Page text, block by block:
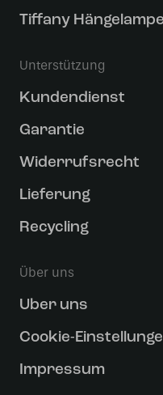
Tiffany Hängelampe
Unterstützung
Kundendienst
Garantie
Widerrufsrecht
Lieferung
Recycling
Über uns
Uber uns
Cookie-
Impressum